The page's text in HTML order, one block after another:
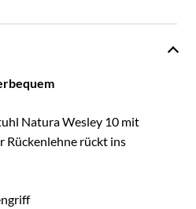
Natura Wesley 10 mit
Rückenlehne rückt ins